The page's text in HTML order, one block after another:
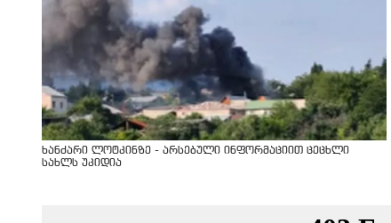
ხანძარი ლოტკინზე - არსებული ინფორმაციით ცეცხლი
სახლს უკიდია